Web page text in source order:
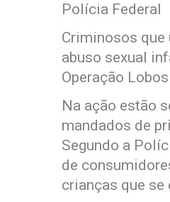
Polícia Federal
Criminosos que
abuso sexual
Operação
Na ação estão
mandados de
Segundo a
de
crianças que